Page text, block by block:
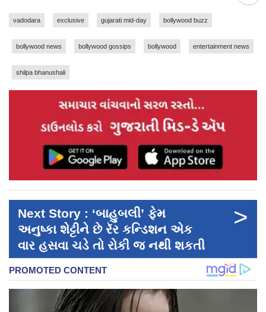
vadodara exclusive gujarati mid-day bollywood buzz
bollywood news bollywood gossips bollywood entertainment news
shilpa bhanushali
Next Story : ‘બાહુબલી’ ફેમ
અનુષ્કા શેટ્ટીને છે રૅર કન્ડિશન એક
વાર હસવા ચડે તો રોકી જ નથી શકતી
>